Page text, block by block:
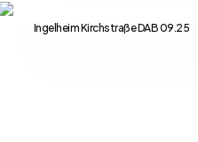
Ingelheim Kirchstraße DAB 09.25